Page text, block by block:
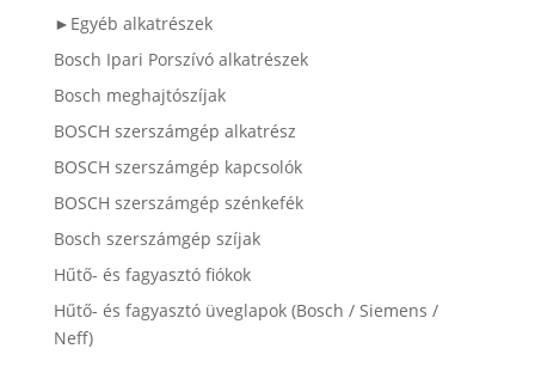
►Egyéb alkatrészek
Bosch Ipari Porszívó alkatrészek
Bosch meghajtószíjak
BOSCH szerszámgép alkatrész
BOSCH szerszámgép kapcsolók
BOSCH szerszámgép szénkefék
Bosch szerszámgép szíjak
Hűtő- és fagyasztó fiókok
Hűtő- és fagyasztó üveglapok (Bosch / Siemens /
Neff)